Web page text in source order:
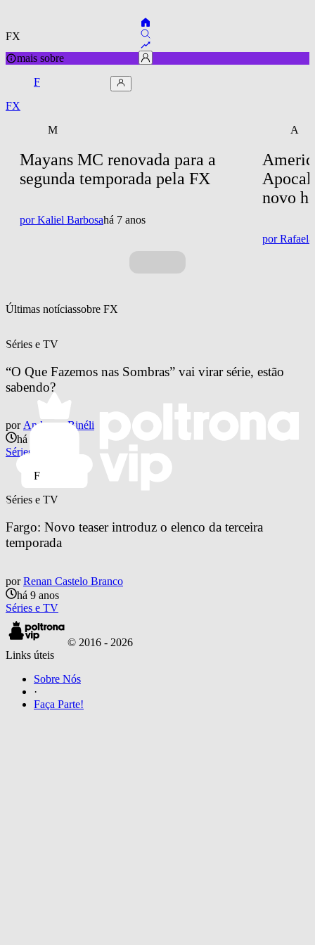
FX
mais sobre
F
FX
M
Mayans MC renovada para a
segunda temporada pela FX
porKaliel Barbosahá 7 anos
A
novo
por
Últimas notíciassobre FX
Séries e TV
“O Que Fazemos nas Sombras” vai virar série, estão
sabendo?
por Andressa Binéli
há 8 anos
Séries e TV
F
Séries e TV
Fargo: Novo teaser introduz o elenco da terceira
temporada
por Renan Castelo Branco
há 9 anos
Séries e TV
© 2016 - 2026
Links úteis
Sobre Nós
·
Faça Parte!